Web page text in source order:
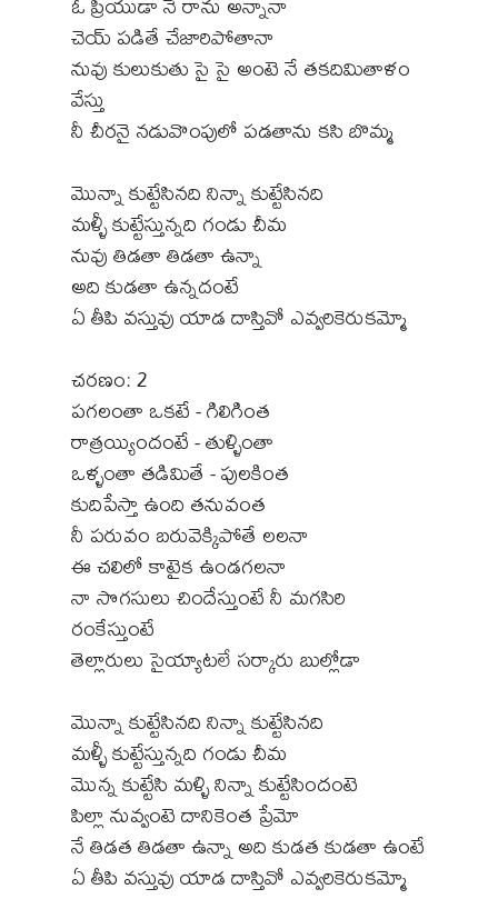
చెయ్ పడితే చేజారిపోతానా
నువు కులుకుతు సై సై అంటె నే తకదిమితాళం
వేస్తు
నీ చీరనై నడువొంపులో పడతాను కసి బొమ్మ
మొన్నా కుట్టేసినది నిన్నా కుట్టేసినది
మళ్ళీ కుట్టేస్తున్నది గండు చీమ
నువు తిడతా తిడతా ఉన్నా
అది కుడతా ఉన్నదంటే
ఏ తీపి వస్తువు యాడ దాస్తివో ఎవ్వరికెరుకమ్మో
చరణం: 2
పగలంతా ఒకటే - గిలిగింత
రాత్రయ్యిందంటే - తుళ్ళింతా
ఒళ్ళంతా తడిమితే - పులకింత
కుదిపేస్తా ఉంది తనువంత
నీ పరువం బరువెక్కిపోతే లలనా
ఈ చలిలో కాటైక ఉండగలనా
నా సొగసులు చిందేస్తుంటే నీ మగసిరి
రంకేస్తుంటే
తెల్లారులు సైయ్యాటలే సర్కారు బుల్లోడా
మొన్నా కుట్టేసినది నిన్నా కుట్టేసినది
మళ్ళీ కుట్టేస్తున్నది గండు చీమ
మొన్న కుట్టేసి మళ్ళి నిన్నా కుట్టేసిందంటె
పిల్లా నువ్వంటె దానికెంత ప్రేమో
నే తిడత తిడతా ఉన్నా అది కుడత కుడతా ఉంటే
ఏ తీపి వస్తువు యాడ దాస్తివో ఎవ్వరికెరుకమ్మో